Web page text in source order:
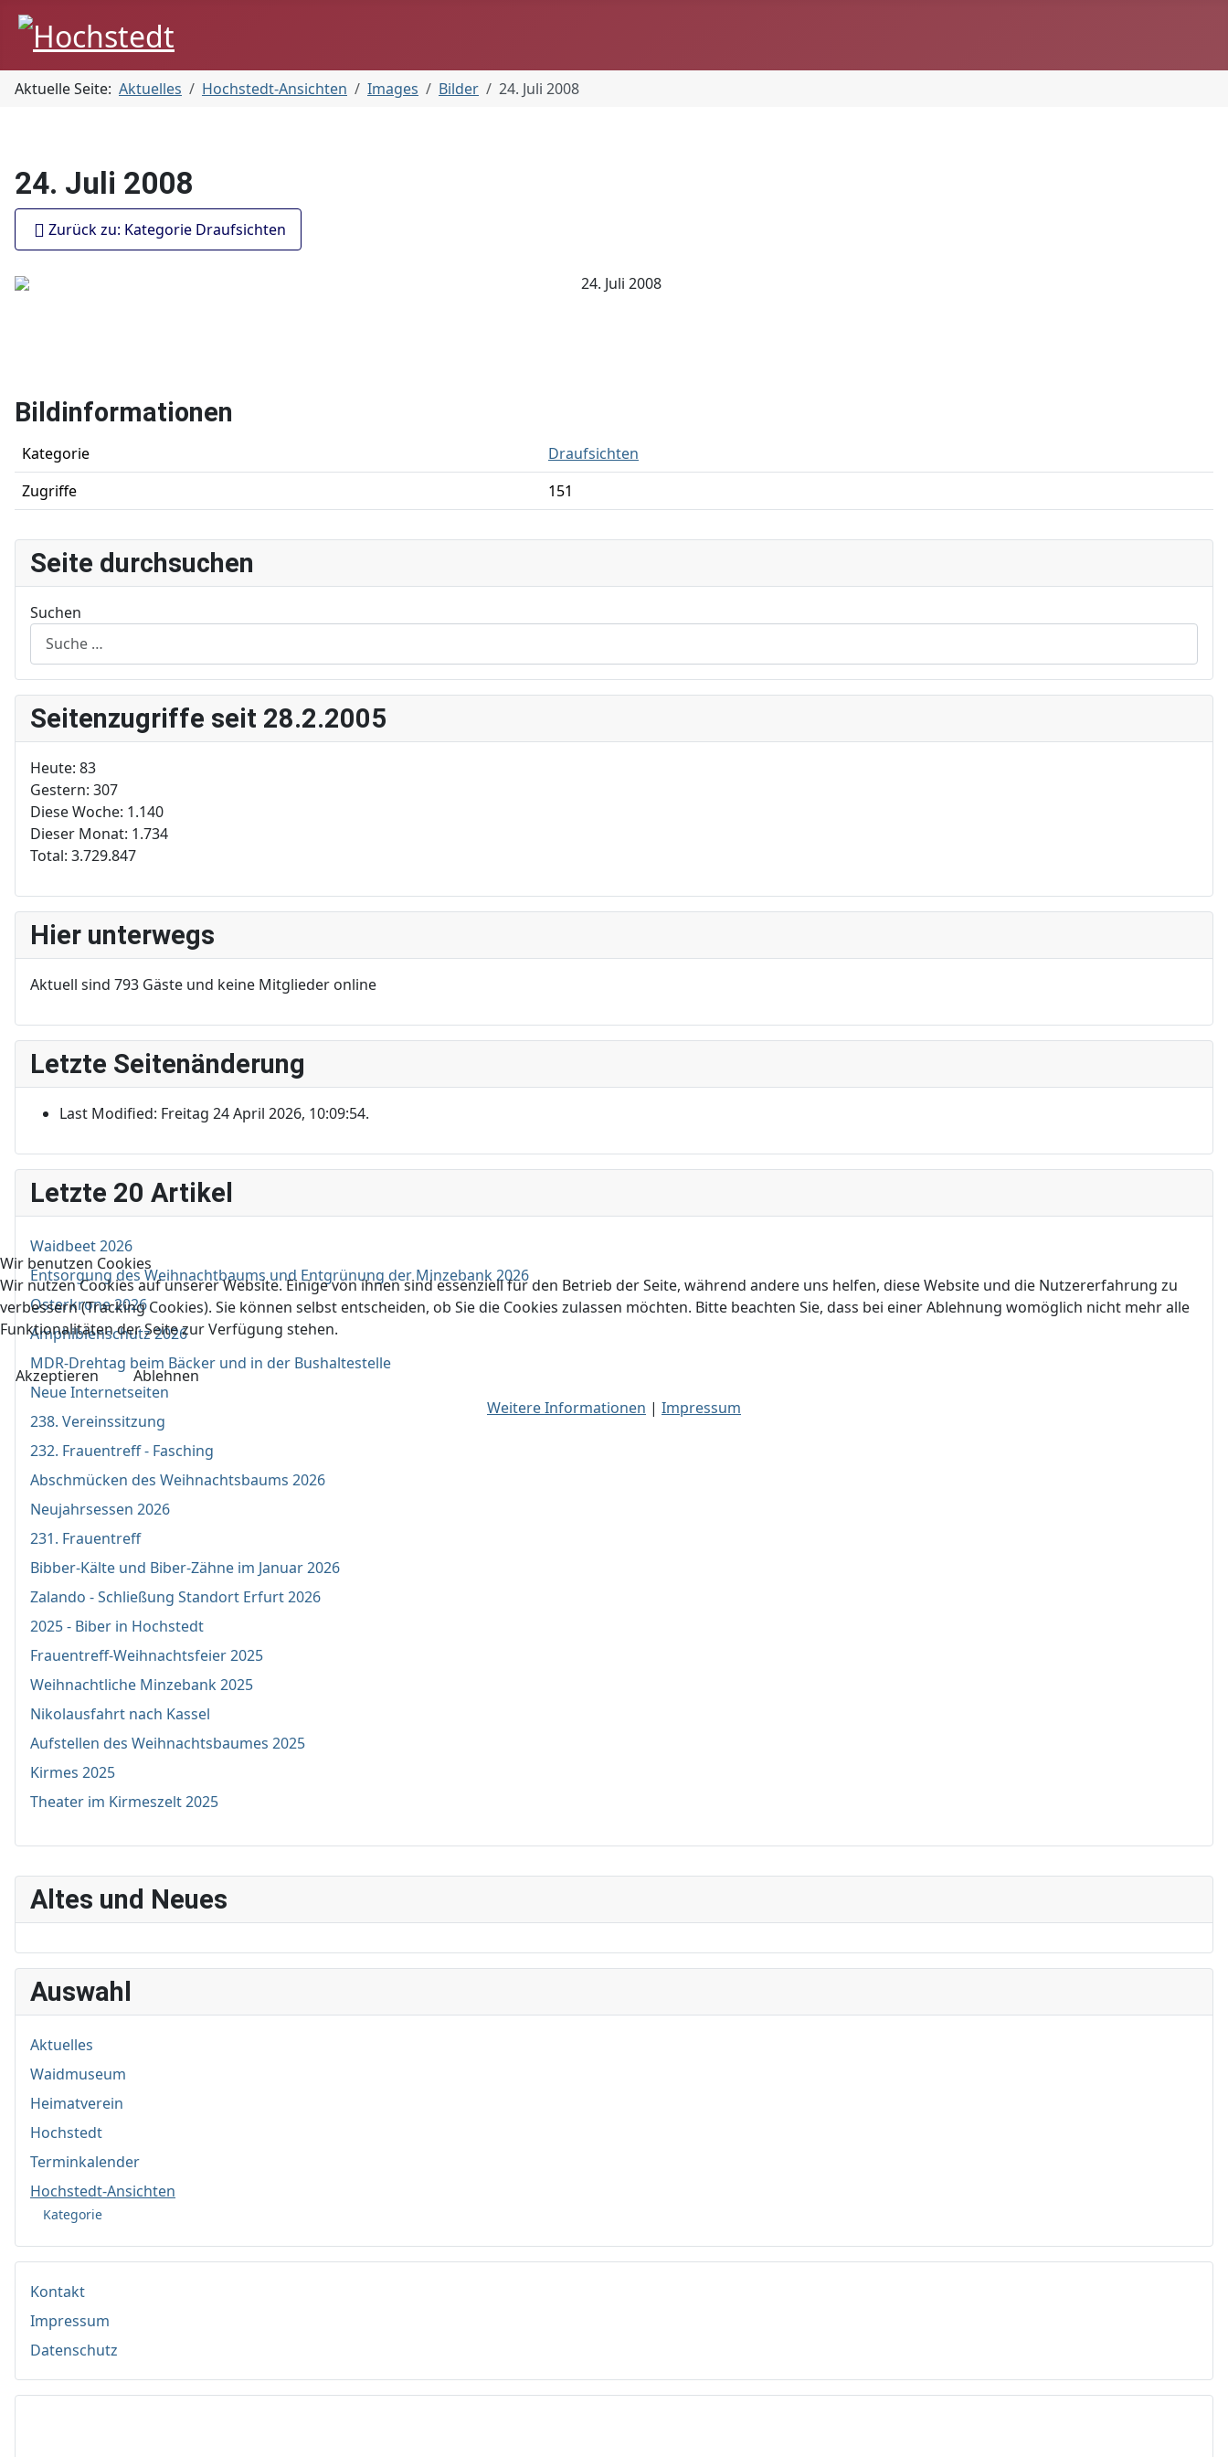
Aktuelle Seite: Aktuelles Hochstedt-Ansichten Images Bilder 24. Juli 2008
Altes und Neues
Auswahl
Aktuelles
Waidmuseum
Heimatverein
Hochstedt
Terminkalender
Hochstedt-Ansichten
Kategorie
Kontakt
Impressum
Datenschutz
24. Juli 2008
Zurück zu: Kategorie Draufsichten
Bildinformationen
Kategorie
Draufsichten
Zugriffe
151
Seite durchsuchen
Suchen
Seitenzugriffe seit 28.2.2005
Heute: 83
Gestern: 307
Diese Woche: 1.140
Dieser Monat: 1.734
Total: 3.729.847
Hier unterwegs
Aktuell sind 793 Gäste und keine Mitglieder online
Letzte Seitenänderung
Last Modified: Freitag 24 April 2026, 10:09:54.
Letzte 20 Artikel
Waidbeet 2026
Entsorgung des Weihnachtbaums und Entgrünung der Minzebank 2026
Osterkrone 2026
Amphibienschutz 2026
MDR-Drehtag beim Bäcker und in der Bushaltestelle
Neue Internetseiten
238. Vereinssitzung
232. Frauentreff - Fasching
Abschmücken des Weihnachtsbaums 2026
Neujahrsessen 2026
231. Frauentreff
Bibber-Kälte und Biber-Zähne im Januar 2026
Zalando - Schließung Standort Erfurt 2026
2025 - Biber in Hochstedt
Frauentreff-Weihnachtsfeier 2025
Weihnachtliche Minzebank 2025
Nikolausfahrt nach Kassel
Aufstellen des Weihnachtsbaumes 2025
Kirmes 2025
Theater im Kirmeszelt 2025
Wir benutzen Cookies
Wir nutzen Cookies auf unserer Website. Einige von ihnen sind essenziell für den Betrieb der Seite, während andere uns helfen, diese Website und die Nutzererfahrung zu
verbessern (Tracking Cookies). Sie können selbst entscheiden, ob Sie die Cookies zulassen möchten. Bitte beachten Sie, dass bei einer Ablehnung womöglich nicht mehr alle
Funktionalitäten der Seite zur Verfügung stehen.
Akzeptieren
Ablehnen
Weitere Informationen | Impressum